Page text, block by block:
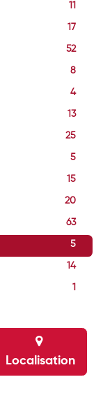
17
52
8
4
13
25
5
15
20
63
5
14
Localisation